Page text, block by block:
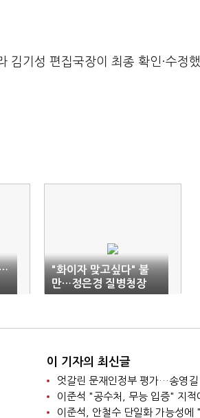
김기성 편집국장이 최종 확인·수정
…
"화이자 맞고싶다" 불
만…정은경 질병청장
"AZ도 안전하다"
이 기자의 최신글
엇갈린 문재인정부 평가…송영
이준석, 안철수 단일화 가능성